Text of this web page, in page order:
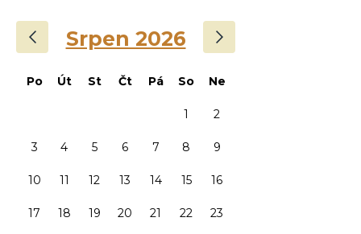
Srpen 2026 ›
Po Út St Čt Pá So Ne
1 2
3 4 5 6 7 8 9
10 11 12 13 14 15 16
17 18 19 20 21 22 23